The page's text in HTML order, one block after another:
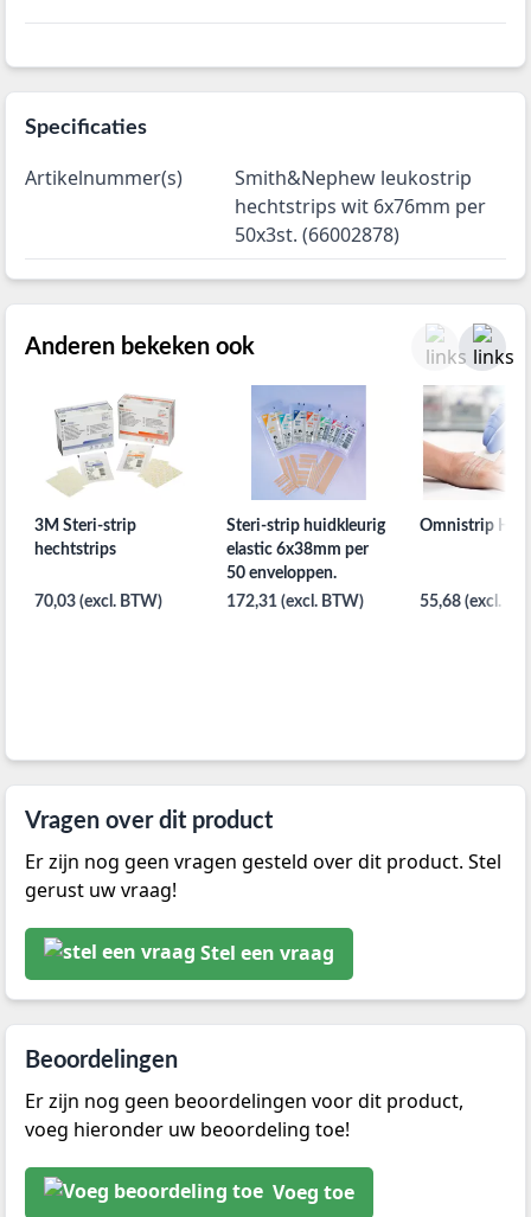
Specificaties
Artikelnummer(s)
Smith&Nephew leukostrip
hechtstrips wit 6x76mm per
50x3st. (66002878)
Anderen bekeken ook
3M Steri-strip
hechtstrips
70,03 (excl. BTW)
Steri-strip huidkleurig
elastic 6x38mm per
50 enveloppen.
172,31 (excl. BTW)
Omnistrip
55,68 (excl.
Vragen over dit product
Er zijn nog geen vragen gesteld over dit product. Stel
gerust uw vraag!
Stel een vraag
Beoordelingen
Er zijn nog geen beoordelingen voor dit product,
voeg hieronder uw beoordeling toe!
Voeg toe